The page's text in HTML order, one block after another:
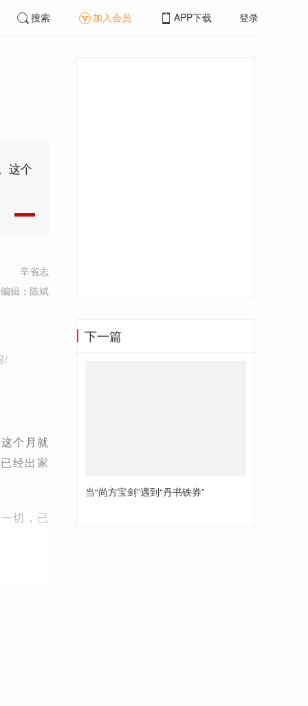
搜索 加入会员 APP下载 登录
这个
辛省志
辑：陈斌
/
个月就
经出家
切，已
下一篇
当“尚方宝剑”遇到“丹书铁券”